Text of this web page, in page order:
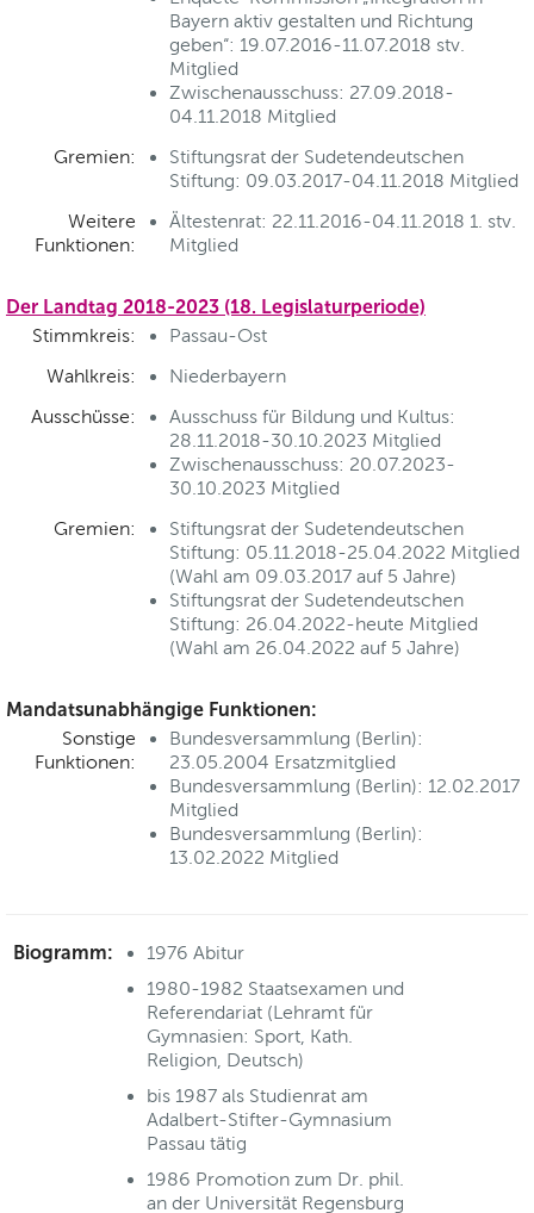
Bayern aktiv gestalten und Richtung
geben“: 19.07.2016-11.07.2018 stv.
Mitglied
Zwischenausschuss: 27.09.2018-
04.11.2018 Mitglied
Gremien:
Stiftungsrat der Sudetendeutschen
Stiftung: 09.03.2017-04.11.2018 Mitglied
Weitere
Funktionen:
Ältestenrat: 22.11.2016-04.11.2018 1. stv.
Mitglied
Der Landtag 2018-2023 (18. Legislaturperiode)
Stimmkreis:
Passau-Ost
Wahlkreis:
Niederbayern
Ausschüsse:
Ausschuss für Bildung und Kultus:
28.11.2018-30.10.2023 Mitglied
Zwischenausschuss: 20.07.2023-
30.10.2023 Mitglied
Gremien:
Stiftungsrat der Sudetendeutschen
Stiftung: 05.11.2018-25.04.2022 Mitglied
(Wahl am 09.03.2017 auf 5 Jahre)
Stiftungsrat der Sudetendeutschen
Stiftung: 26.04.2022-heute Mitglied
(Wahl am 26.04.2022 auf 5 Jahre)
Mandatsunabhängige Funktionen:
Sonstige
Funktionen:
Bundesversammlung (Berlin):
23.05.2004 Ersatzmitglied
Bundesversammlung (Berlin): 12.02.2017
Mitglied
Bundesversammlung (Berlin):
13.02.2022 Mitglied
Biogramm:
1976 Abitur
1980-1982 Staatsexamen und
Referendariat (Lehramt für
Gymnasien: Sport, Kath.
Religion, Deutsch)
bis 1987 als Studienrat am
Adalbert-Stifter-Gymnasium
Passau tätig
1986 Promotion zum Dr. phil.
an der Universität Regensburg